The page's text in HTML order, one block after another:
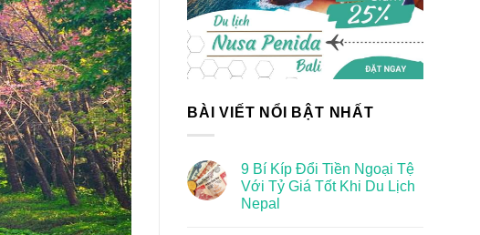
BÀI VIẾT NỔI BẬT NHẤT
9 Bí Kíp Đổi Tiền Ngoại Tệ
Với Tỷ Giá Tốt Khi Du Lịch
Nepal